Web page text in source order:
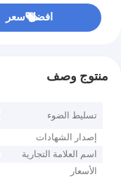
افضل سعر
منتوج وصف
تسليط الضوء
إصدار الشهادات
اسم العلامة التجارية
الأسعار